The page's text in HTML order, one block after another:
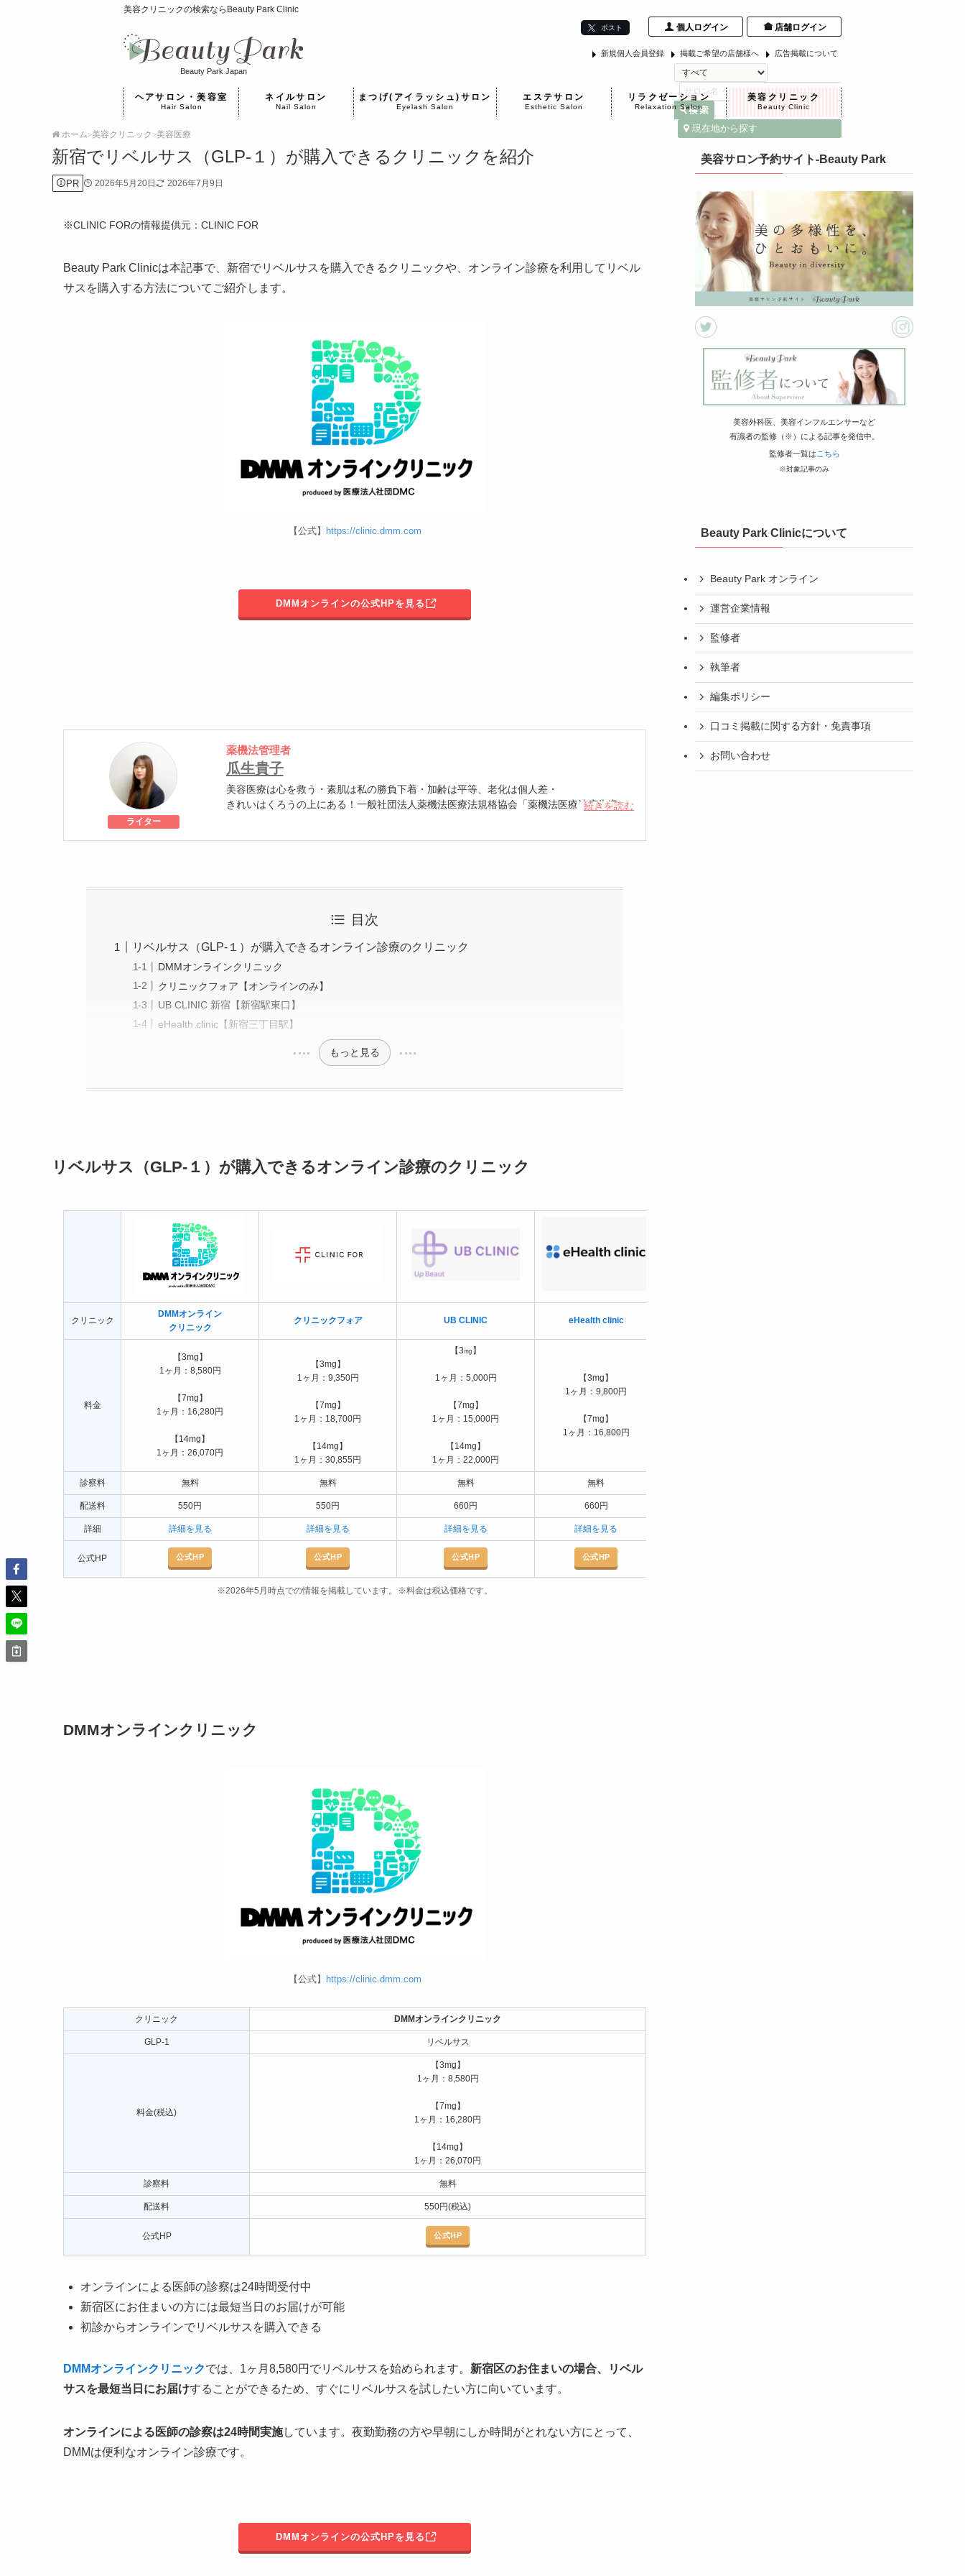
美容クリニックの検索ならBeauty Park Clinic
個人ログイン
店舗ログイン
Beauty Park Japan
ポスト
広告掲載について
掲載ご希望の店舗様へ
新規個人会員登録
現在地から探す
ヘアサロン・美容室
Hair Salon
ネイルサロン
Nail Salon
まつげ(アイラッシュ)サロン
Eyelash Salon
エステサロン
Esthetic Salon
リラクゼーション
Relaxation Salon
美容クリニック
Beauty Clinic
ホーム>美容クリニック >美容医療
新宿でリベルサス（GLP-１）が購入できるクリニックを紹介
PR 2026年5月20日 2026年7月9日
※CLINIC FORの情報提供元：CLINIC FOR
Beauty Park Clinicは本記事で、新宿でリベルサスを購入できるクリニックや、オンライン診療を利用してリベル
サスを購入する方法についてご紹介します。
【公式】 https://clinic.dmm.com
DMMオンラインの公式HPを見る
ライター
薬機法管理者
瓜生貴子
美容医療は心を救う・素肌は私の勝負下着・加齢は平等、老化は個人差・
きれいはくろうの上にある！一般社団法人薬機法医療法規格協会「薬機法医療法広告遵守
続きを読む
目次
リベルサス（GLP-１）が購入できるオンライン診療のクリニック
DMMオンラインクリニック
クリニックフォア【オンラインのみ】
UB CLINIC 新宿【新宿駅東口】
eHealth clinic【新宿三丁目駅】
もっと見る
リベルサス（GLP-１）が購入できるオンライン診療のクリニック
クリニック
DMMオンライン
クリニック
クリニックフォア UB CLINIC eHealth clinic
料金
【3mg】
1ヶ月：8,580円
【7mg】
1ヶ月：16,280円
【14mg】
1ヶ月：26,070円
【3mg】
1ヶ月：9,350円
【7mg】
1ヶ月：18,700円
【14mg】
1ヶ月：30,855円
【3㎎】
1ヶ月：5,000円
【7mg】
1ヶ月：15,000円
【14mg】
1ヶ月：22,000円
【3mg】
1ヶ月：9,800円
【7mg】
1ヶ月：16,800円
診察料 無料 無料 無料 無料
配送料 550円 550円 660円 660円
詳細 詳細を見る 詳細を見る 詳細を見る 詳細を見る
公式HP 公式HP 公式HP 公式HP 公式HP
※2026年5月時点での情報を掲載しています。 ※料金は税込価格です。
DMMオンラインクリニック
【公式】 https://clinic.dmm.com
クリニック DMMオンラインクリニック
GLP-1 リベルサス
料金(税込)
【3mg】
1ヶ月：8,580円
【7mg】
1ヶ月：16,280円
【14mg】
1ヶ月：26,070円
診察料 無料
配送料 550円(税込)
公式HP 公式HP
オンラインによる医師の診察は24時間受付中
新宿区にお住まいの方には最短当日のお届けが可能
初診からオンラインでリベルサスを購入できる
DMMオンラインクリニックでは、1ヶ月8,580円でリベルサスを始められます。 新宿区のお住まいの場合、リベル
サスを最短当日にお届けすることができるため、すぐにリベルサスを試したい方に向いています。
オンラインによる医師の診察は24時間実施しています。夜勤勤務の方や早朝にしか時間がとれない方にとって、
DMMは便利なオンライン診療です。
DMMオンラインの公式HPを見る
美容サロン予約サイト-Beauty Park
美容外科医、美容インフルエンサーなど
有識者の監修（※）による記事を発信中。
監修者一覧は こちら
※対象記事のみ
Beauty Park Clinicについて
Beauty Park オンライン
運営企業情報
監修者
執筆者
編集ポリシー
口コミ掲載に関する方針・免責事項
お問い合わせ